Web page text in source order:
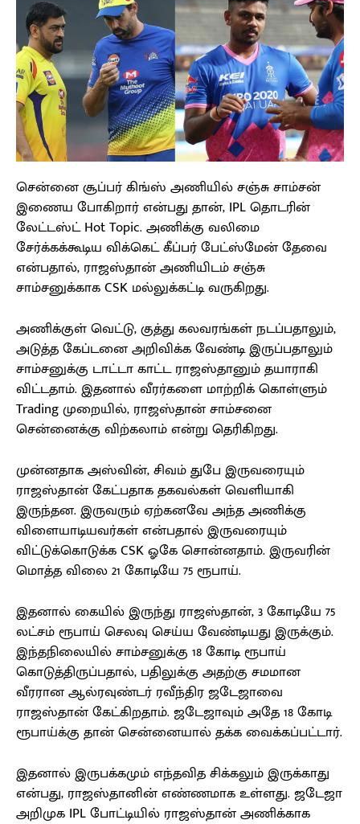
சென்னை சூப்பர் கிங்ஸ் அணியில் சஞ்சு சாம்சன்
இணைய போகிறார் என்பது தான், IPL தொடரின்
லேட்டஸ்ட் Hot Topic. அணிக்கு வலிமை
சேர்க்கக்கூடிய விக்கெட் கீப்பர் பேட்ஸ்மேன் தேவை
என்பதால், ராஜஸ்தான் அணியிடம் சஞ்சு
சாம்சனுக்காக CSK மல்லுக்கட்டி வருகிறது.
அணிக்குள் வெட்டு, குத்து கலவரங்கள் நடப்பதாலும்,
அடுத்த கேப்டனை அறிவிக்க வேண்டி இருப்பதாலும்
சாம்சனுக்கு டாட்டா காட்ட ராஜஸ்தானும் தயாராகி
விட்டதாம். இதனால் வீரர்களை மாற்றிக் கொள்ளும்
Trading முறையில், ராஜஸ்தான் சாம்சனை
சென்னைக்கு விற்கலாம் என்று தெரிகிறது.
முன்னதாக அஸ்வின், சிவம் துபே இருவரையும்
ராஜஸ்தான் கேட்பதாக தகவல்கள் வெளியாகி
இருந்தன. இருவரும் ஏற்கனவே அந்த அணிக்கு
விளையாடியவர்கள் என்பதால் இருவரையும்
விட்டுக்கொடுக்க CSK ஓகே சொன்னதாம். இருவரின்
மொத்த விலை 21 கோடியே 75 ரூபாய்.
இதனால் கையில் இருந்து ராஜஸ்தான், 3 கோடியே 75
லட்சம் ரூபாய் செலவு செய்ய வேண்டியது இருக்கும்.
இந்தநிலையில் சாம்சனுக்கு 18 கோடி ரூபாய்
கொடுத்திருப்பதால், பதிலுக்கு அதற்கு சமமான
வீரரான ஆல்ரவுண்டர் ரவீந்திர ஜடேஜாவை
ராஜஸ்தான் கேட்கிறதாம். ஜடேஜாவும் அதே 18 கோடி
ரூபாய்க்கு தான் சென்னையால் தக்க வைக்கப்பட்டார்.
இதனால் இருபக்கமும் எந்தவித சிக்கலும் இருக்காது
என்பது, ராஜஸ்தானின் எண்ணமாக உள்ளது. ஜடேஜா
அறிமுக IPL போட்டியில் ராஜஸ்தான் அணிக்காக